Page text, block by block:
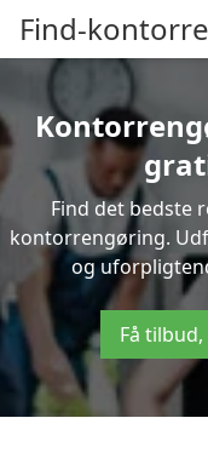
Find-
Find det bedste
kontorrengøring.
og
Få